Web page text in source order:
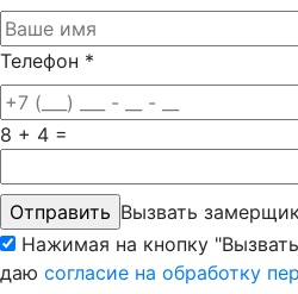
Телефон *
8 + 4 =
Вызвать
Нажимая на кнопку
даю согласие на обработку